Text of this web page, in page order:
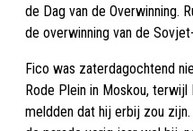
de Dag van de Overwinning.
de overwinning van de
Fico was zaterdagochtend
Rode Plein in Moskou,
meldden dat hij erbij zou